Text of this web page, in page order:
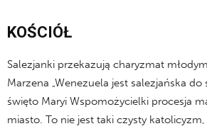
KOŚCIÓŁ
Salezjanki przekazują charyzmat
Marzena „Wenezuela jest salezjańska
święto Maryi Wspomożycielki procesja
miasto. To nie jest taki czysty